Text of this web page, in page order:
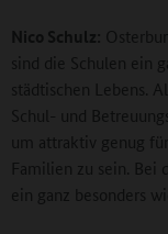
Nico Schulz:
sind die Schulen ein
städtischen Lebens.
Schul- und
um attraktiv genug
Familien zu sein. Bei
ein ganz besonders